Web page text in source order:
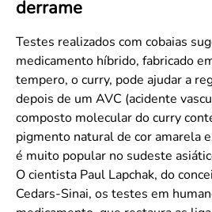
Convenção Coletiva 2025/2026 – Piso salarial
Calendário Eleitoral
Candidatos
Votação
Dúvidas Frequentes
Eleições Anteriores
derrame
Testes realizados com cobaias
medicamento híbrido, fabricado
tempero, o curry, pode ajudar a
depois de um AVC (acidente
composto molecular do curry
pigmento natural de cor amarela
é muito popular no sudeste
O cientista Paul Lapchak, do
Cedars-Sinai, os testes em